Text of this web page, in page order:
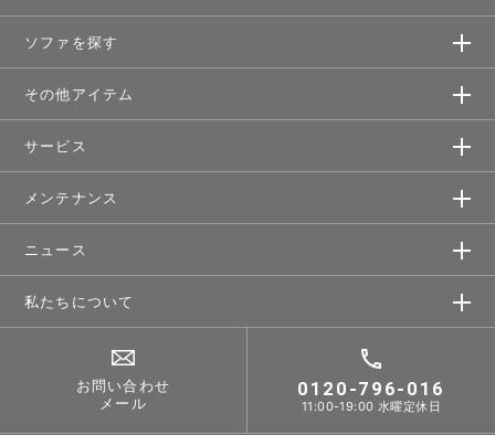
ソファを探す
その他アイテム
サービス
メンテナンス
ニュース
私たちについて
お問い合わせ
メール
0120-796-016
11:00-19:00 水曜定休日